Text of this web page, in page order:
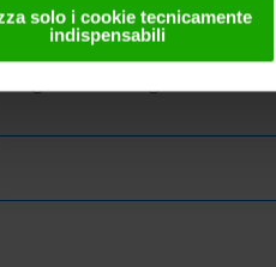
solo i cookie tecnicamente
indispensabili
gratuita eMagazine della